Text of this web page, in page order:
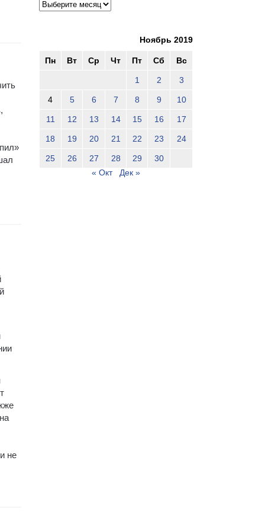
не
Ноябрь 2019
Пн Вт Ср Чт Пт Сб Вс
1 2 3
4 5 6 7 8 9 10
11 12 13 14 15 16 17
18 19 20 21 22 23 24
25 26 27 28 29
30
« Окт
Дек »